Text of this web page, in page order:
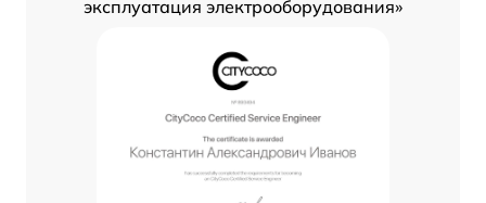
эксплуатация электрооборудования»